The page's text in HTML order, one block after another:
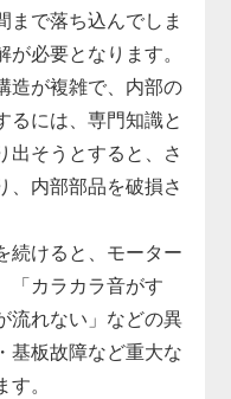
まで落ち込んでしま
必要となります。
造が複雑で、内部の
るには、専門知識と
出そうとすると、さ
、内部部品を破損さ
続けると、モーター
「カラカラ音がす
流れない」などの異
基板故障など重大な
。